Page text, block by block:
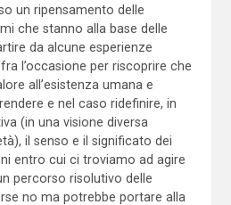
un ripensamento delle
che stanno alla base delle
da alcune esperienze
l’occasione per riscoprire che
all’esistenza umana e
e nel caso ridefinire, in
(in una visione diversa
il senso e il significato dei
entro cui ci troviamo ad agire
percorso risolutivo delle
no ma potrebbe portare alla